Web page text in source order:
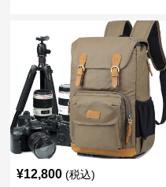
¥12,800 (税込)